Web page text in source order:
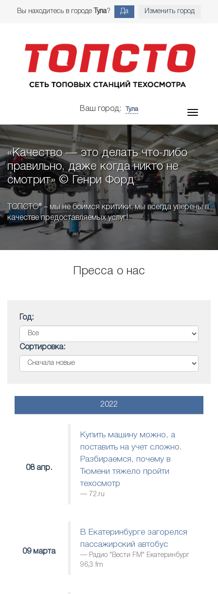
Вы находитесь в городе Тула? Да Изменить город
Ваш город: Тула
«Качество — это делать что-либо
правильно, даже когда никто не
смотрит» © Генри Форд
ТОПСТО® – мы не боимся критики, мы всегда уверены в
качестве предоставляемых услуг!
Пресса о нас
Год:
Сортировка:
2022
08 апр.
Купить машину можно, а
поставить на учет сложно.
Разбираемся, почему в
Тюмени тяжело пройти
техосмотр
72.ru
09 марта
В Екатеринбурге загорелся
пассажирский автобус
Радио "Вести FM" Екатеринбург
96,3 fm